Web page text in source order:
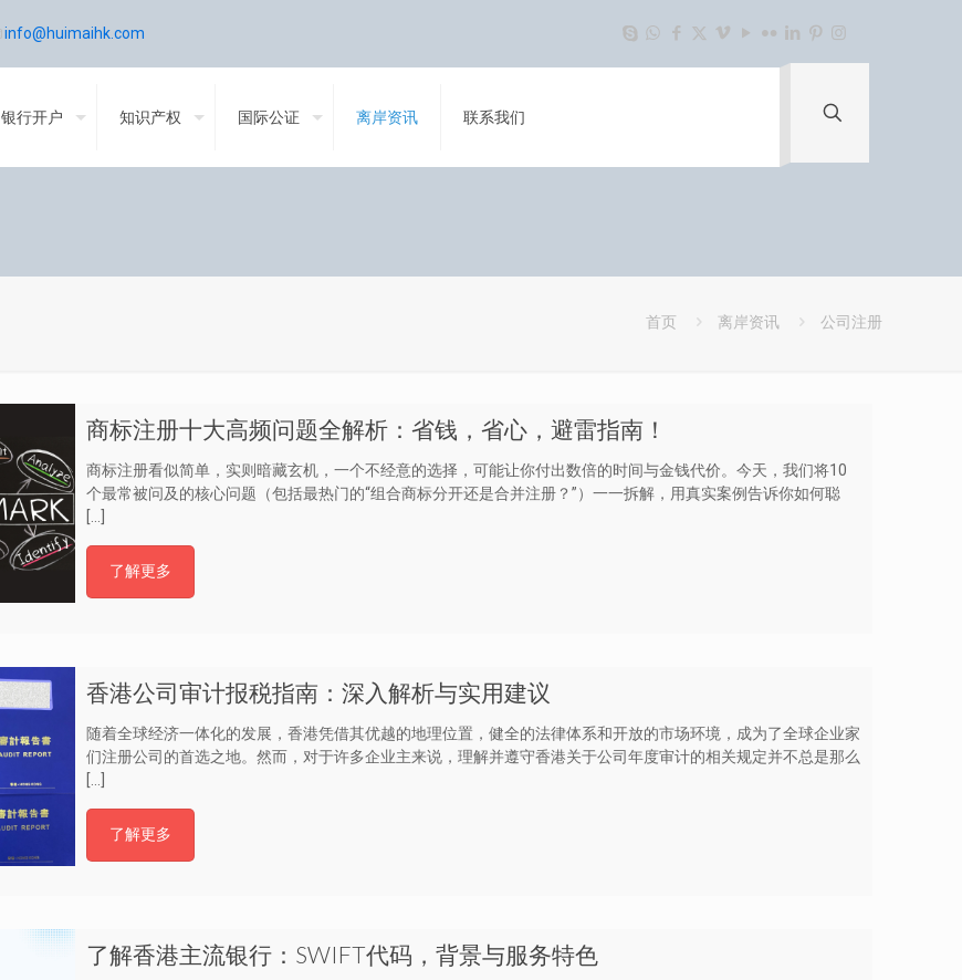
info@huimaihk.com
银行开户 知识产权 国际公证 离岸资讯 联系我们
首页 离岸资讯 公司注册
商标注册十大高频问题全解析：省钱，省心，避雷指南！
商标注册看似简单，实则暗藏玄机，一个不经意的选择，可能让你付出数倍的时间与金钱代价。今天，我们将10
个最常被问及的核心问题（包括最热门的“组合商标分开还是合并注册？”）一一拆解，用真实案例告诉你如何聪
了解更多
香港公司审计报税指南：深入解析与实用建议
随着全球经济一体化的发展，香港凭借其优越的地理位置，健全的法律体系和开放的市场环境，成为了全球企业家
们注册公司的首选之地。然而，对于许多企业主来说，理解并遵守香港关于公司年度审计的相关规定并不总是那么
了解更多
了解香港主流银行：SWIFT代码，背景与服务特色